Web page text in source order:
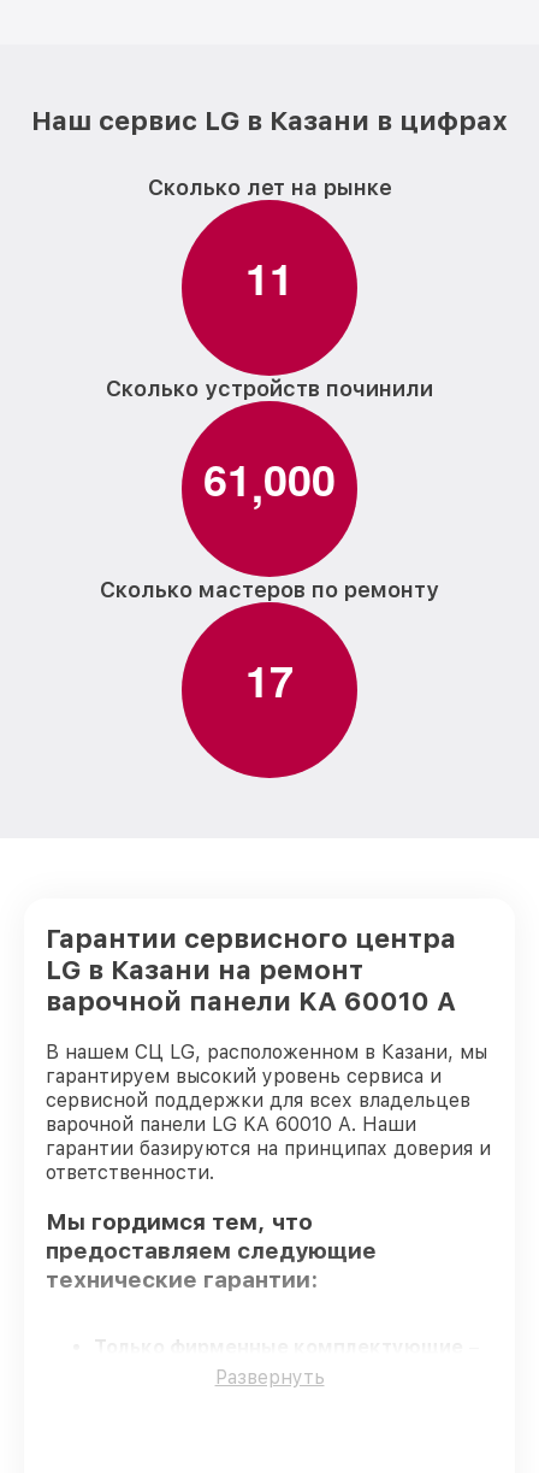
Наш сервис LG в Казани в цифрах
Сколько лет на рынке
11
Сколько устройств починили
61,000
Сколько мастеров по ремонту
17
Гарантии сервисного центра
LG в Казани на ремонт
варочной панели KA 60010 A
В нашем СЦ LG, расположенном в Казани, мы
гарантируем высокий уровень сервиса и
сервисной поддержки для всех владельцев
варочной панели LG KA 60010 A. Наши
гарантии базируются на принципах доверия и
ответственности.
Мы гордимся тем, что
предоставляем следующие
технические гарантии:
Только фирменные комплектующие
только подлинные комплектующие.
Развернуть